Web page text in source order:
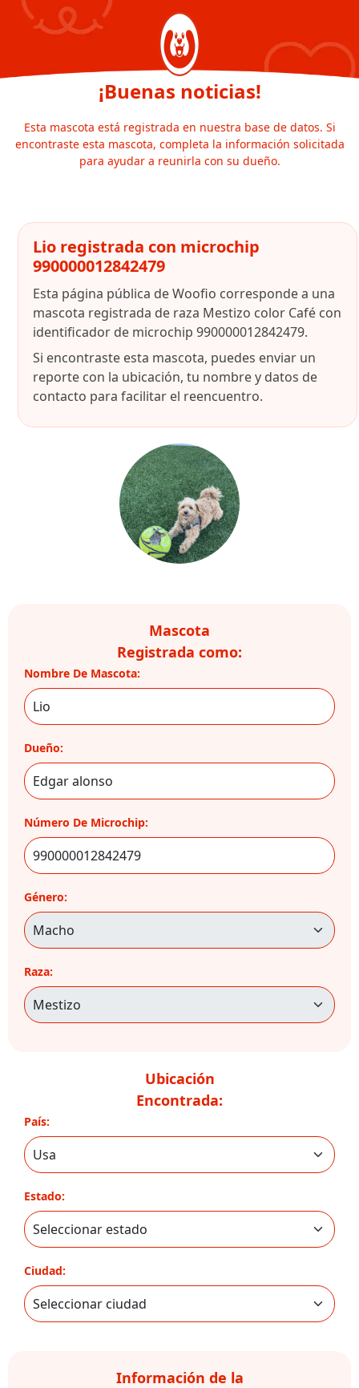
¡Buenas noticias!
Esta mascota está registrada en nuestra base de datos. Si
encontraste esta mascota, completa la información solicitada
para ayudar a reunirla con su dueño.
Lio registrada con microchip
990000012842479
Esta página pública de Woofio corresponde a una
mascota registrada de raza Mestizo color Café con
identificador de microchip 990000012842479.
Si encontraste esta mascota, puedes enviar un
reporte con la ubicación, tu nombre y datos de
contacto para facilitar el reencuentro.
Mascota
Registrada como:
Nombre De Mascota:
Dueño:
Número De Microchip:
Género:
Raza:
Ubicación
Encontrada:
País:
Estado:
Ciudad:
Información de la